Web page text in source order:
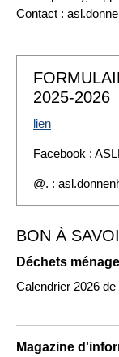
BON À
Déchets
Calendrier 2026 de
Magazine
Contact :
2025-2026
lien
Facebook :
@. :